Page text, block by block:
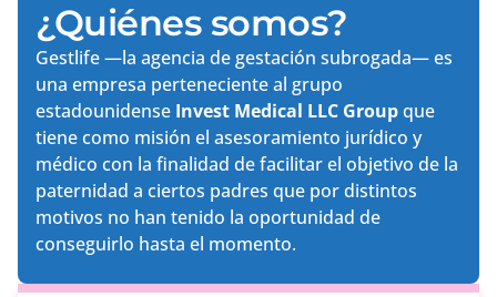
¿Quiénes somos?
Gestlife —la agencia de gestación subrogada— es
una empresa perteneciente al grupo
estadounidense Invest Medical LLC Groupque
tiene como misión el asesoramiento jurídico y
médico con la finalidad de facilitar el objetivo de la
paternidad a ciertos padres que por distintos
motivos no han tenido la oportunidad de
conseguirlo hasta el momento.